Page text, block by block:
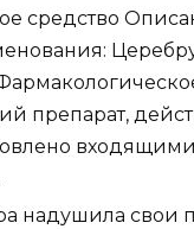
средство
препарат,
входящими
надушила свои